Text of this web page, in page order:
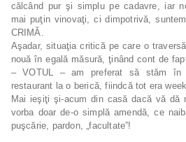
călcând pur şi simplu pe cadavre, iar
mai puţin vinovaţi, ci dimpotrivă,
CRIMĂ.
Aşadar, situaţia critică pe care o
nouă în egală măsură, ţinând cont de
– VOTUL – am preferat să stăm
restaurant la o berică, fiindcă tot era
Mai ieşiţi şi-acum din casă dacă vă dă
vorba doar de-o simplă amendă, ce
puşcărie, pardon, „facultate”!